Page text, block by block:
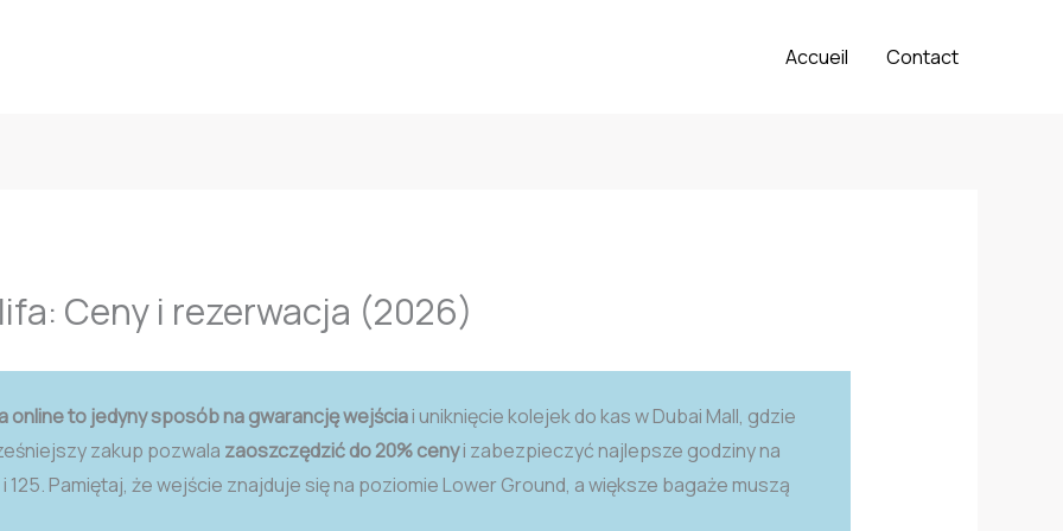
Accueil Contact
Ceny i rezerwacja (2026)
online to jedyny sposób na gwarancję wejściai uniknięcie kolejek do kas w Dubai Mall, gdzie
zakup pozwala zaoszczędzić do 20% cenyi zabezpieczyć najlepsze godziny na
125. Pamiętaj, że wejście znajduje się na poziomie Lower Ground, a większe bagaże muszą